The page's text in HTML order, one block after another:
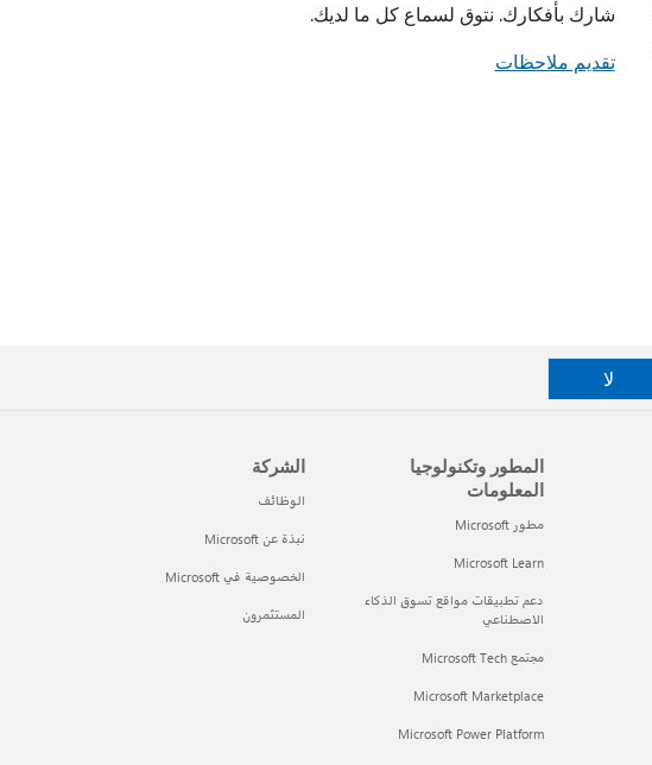
شارك بأفكارك. نتوق لسماع كل ما لديك.
تقديم ملاحظات
لا
المطور وتكنولوجيا
المعلومات
مطور Microsoft
Microsoft Learn
دعم تطبيقات مواقع تسوق الذكاء
الاصطناعي
مجتمع Microsoft Tech
Microsoft Marketplace
Microsoft Power Platform
الشركة
الوظائف
نبذة عن Microsoft
الخصوصية في Microsoft
المستثمرون